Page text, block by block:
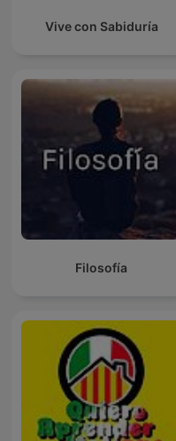
Vive con Sabiduría
Filosofía